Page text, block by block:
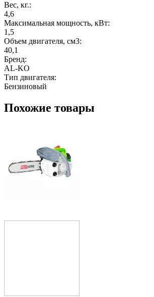
Вес, кг.:
4,6
Максимальная мощность, кВт:
1,5
Объем двигателя, см3:
40,1
Бренд:
AL-KO
Тип двигателя:
Бензиновый
Похожие товары